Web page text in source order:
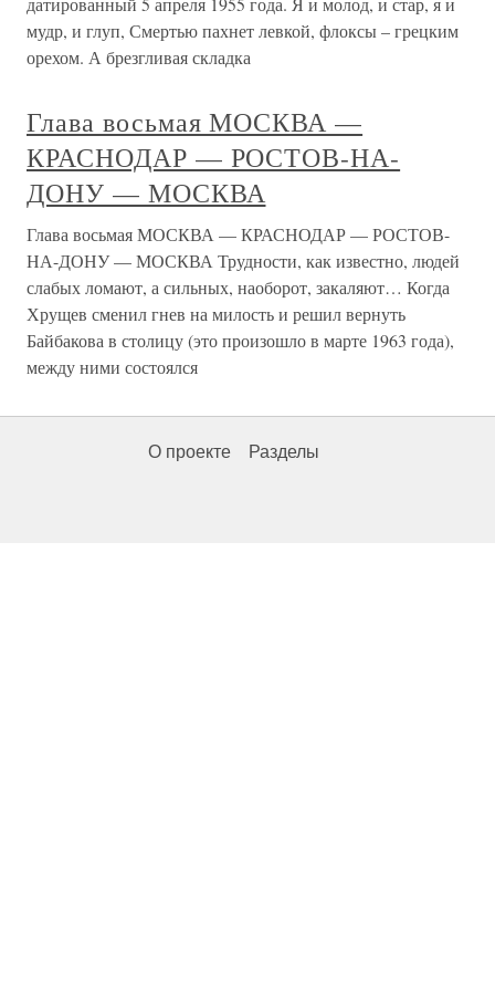
мудр, и глуп, Смертью пахнет левкой, флоксы – грецким
орехом. А брезгливая складка
Глава восьмая МОСКВА —
КРАСНОДАР — РОСТОВ-НА-
ДОНУ — МОСКВА
Глава восьмая МОСКВА — КРАСНОДАР — РОСТОВ-
НА-ДОНУ — МОСКВА Трудности, как известно, людей
слабых ломают, а сильных, наоборот, закаляют… Когда
Хрущев сменил гнев на милость и решил вернуть
Байбакова в столицу (это произошло в марте 1963 года),
между ними состоялся
О проекте Разделы